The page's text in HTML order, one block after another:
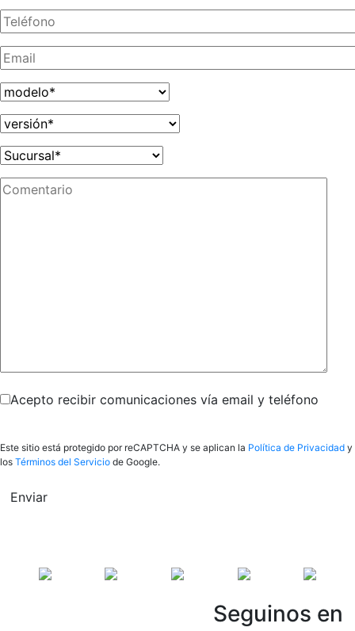
Acepto recibir comunicaciones vía email y teléfono
Este sitio está protegido por reCAPTCHA y se aplican la Política de Privacidad y
los Términos del Servicio de Google.
Enviar
Seguinos en